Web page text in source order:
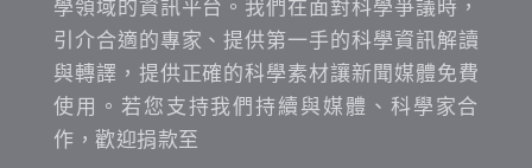
學領域的資訊平台。我們在面對科學爭議時，
引介合適的專家、提供第一手的科學資訊解讀
與轉譯，提供正確的科學素材讓新聞媒體免費
使用。若您支持我們持續與媒體、科學家合
作，歡迎捐款至